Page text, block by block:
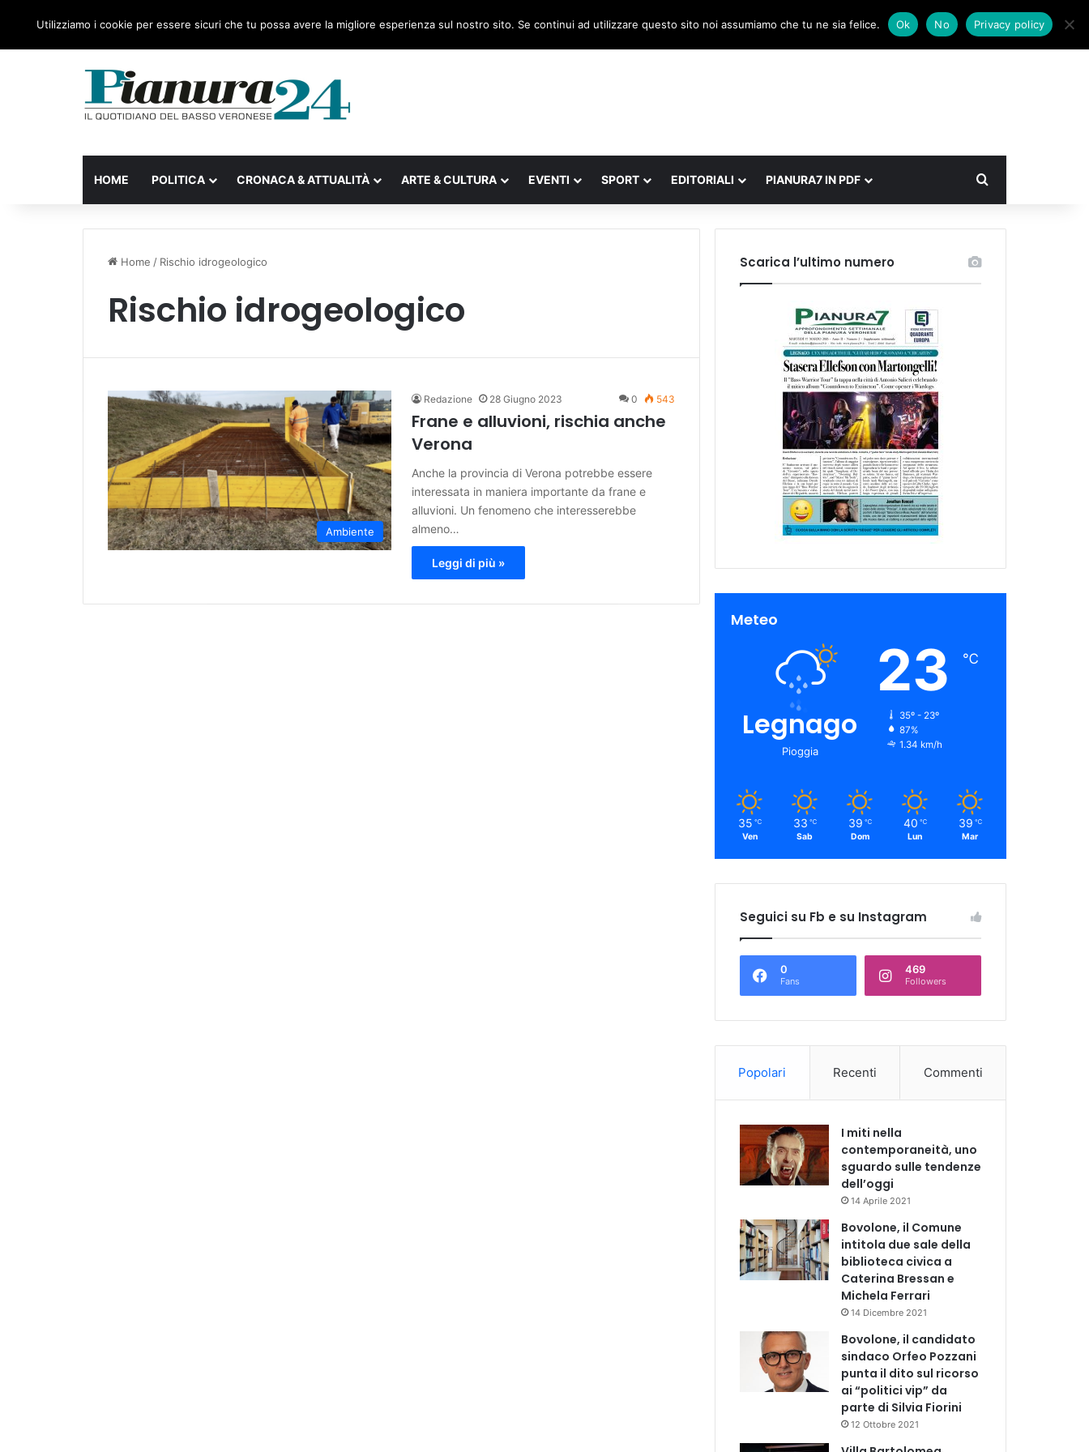
Facebook
X Instagram
AccediUn articolo a caso
Barra laterale
HOME POLITICA CRONACA & ATTUALITÀ ARTE & CULTURA EVENTI SPORT EDITORIALI PIANURA7 IN PDF Cerca
Home / Rischio idrogeologico
Rischio idrogeologico
Ambiente
Redazione 28 Giugno 2023 0 543
Frane e alluvioni, rischia anche
Verona
Anche la provincia di Verona potrebbe essere
interessata in maniera importante da frane e
alluvioni. Un fenomeno che interesserebbe
almeno…
Leggi di più »
Scarica l’ultimo numero
Meteo
Legnago
Pioggia
23 ℃
35º - 23º
87%
1.34 km/h
35 ℃
Ven
33 ℃
Sab
39 ℃
Dom
40 ℃
Lun
39 ℃
Mar
Seguici su Fb e su Instagram
0
Fans
469
Followers
Popolari Recenti Commenti
I miti nella
contemporaneità, uno
sguardo sulle tendenze
dell’oggi
14 Aprile 2021
Bovolone, il Comune
intitola due sale della
biblioteca civica a
Caterina Bressan e
Michela Ferrari
14 Dicembre 2021
Bovolone, il candidato
sindaco Orfeo Pozzani
punta il dito sul ricorso
ai “politici vip” da
parte di Silvia Fiorini
12 Ottobre 2021
Utilizziamo i cookie per essere sicuri che tu possa avere la migliore esperienza sul nostro sito. Se continui ad utilizzare questo sito noi assumiamo che tu ne sia felice. Ok No Privacy policy